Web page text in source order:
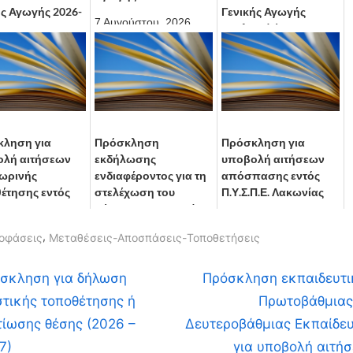
Αγωγής 2026-
2026
7 Αυγούστου, 2026
Γενικής Αγωγής
σχολικού έτους 2026-
2027
3 Αυγούστου, 2026
για
αιτήσεων
εντός
2026
Πρόσκληση
εκδήλωσης
ενδιαφέροντος για τη
στελέχωση του
Κέντρου Καινοτομίας
Διεύθυν...
Πρόσκληση για
υποβολή αιτήσεων
απόσπασης εντός
Π.Υ.Σ.Π.Ε. Λακωνίας
, Μεταθέσεις-Αποσπάσεις-Τοποθετήσεις
για δήλωση
τοποθέτησης ή
θέσης (2026 –
N
x
Πρόσκληση
Δευτεροβάθμιας
για υποβολή